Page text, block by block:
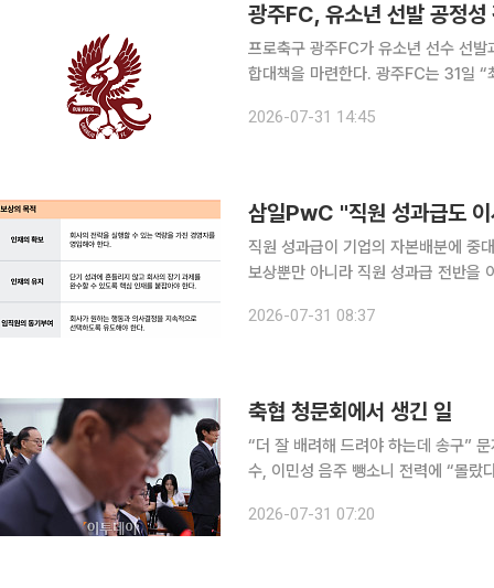
광주FC, 유소년 선발 공정
프로축구 광주FC가 유소년 선수 선
합대책을 마련한다. 광주FC는 31일 “최근 유소년 선수 콜업 관련 사안에 대해 수사기관이 관계자들
공정성 강화 종합대책’을 수립해 시행
2026-07-31 14:45
삼일PwC "직원 성과급도
직원 성과급이 기업의 자본배분에 중
보상뿐만 아니라 직원 성과급 전반을
을 담은 이사회 가이드 다섯 번째 시
2026-07-31 08:37
축협 청문회에서 생긴 일
“더 잘 배려해 드려야 하는데 송구”
수, 이민성 음주 뺑소니 전력에 “몰랐
린 국회 청문회에서 부적절한 문자와
2026-07-31 07:20